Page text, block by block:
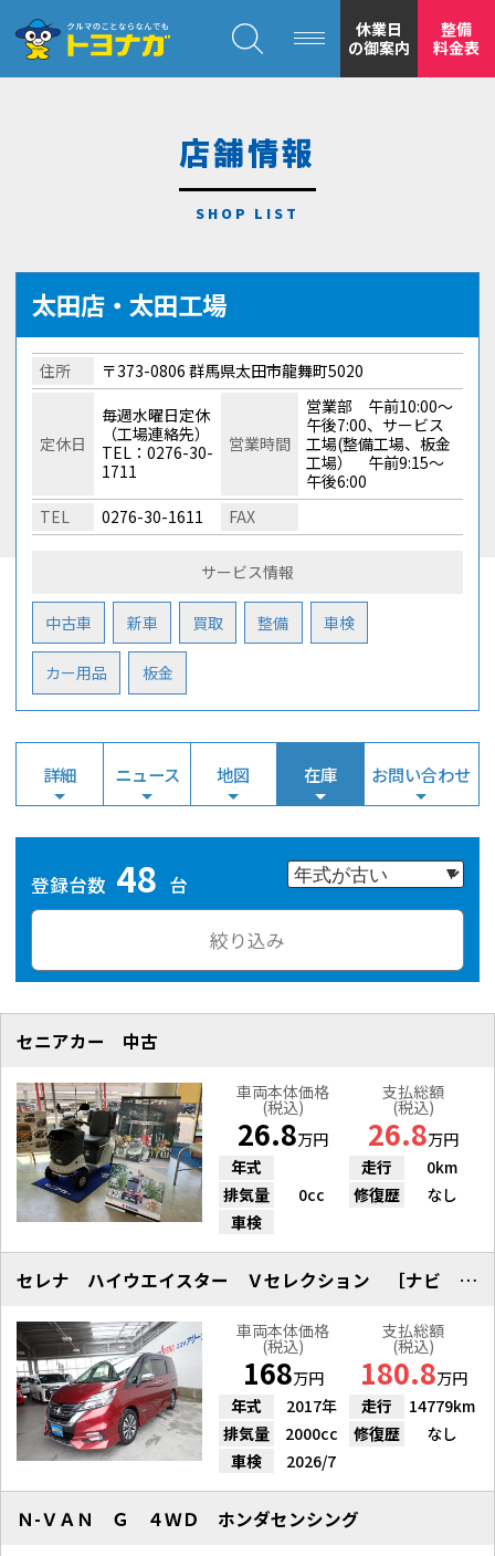
安心の
もトヨナガ
休業日
の御案内
整備
料金表
店舗情報
太田店・太田工場
住所 〒373-0806 群馬県太田市龍舞町5020
定休日
毎週水曜日定休
（工場連絡先）
TEL：0276-30-
1711
営業時間
営業部 午前10:00～
午後7:00、サービス
工場(整備工場、板金
工場） 午前9:15～
午後6:00
TEL
0276-30-1611 FAX
サービス情報
中古車 新車 買取 整備 車検
カー用品 板金
詳細 ニュース 地図 在庫 お問い合わせ
登録台数 48 台
絞り込み
セニアカー 中古
車両本体価格
(税込)
26.8万円
支払総額
(税込)
26.8万円
年式
走行
0km
排気量
0cc 修復歴
なし
車検
セレナ ハイウエイスター Ｖセレクション ［ナビ ＥＴＣ２．０ ドラレコ］
車両本体価格
(税込)
168万円
支払総額
(税込)
180.8万円
年式
2017年 走行
14779km
排気量
2000cc 修復歴
なし
車検
2026/7
Ｎ-ＶＡＮ Ｇ ４ＷＤ ホンダセンシング